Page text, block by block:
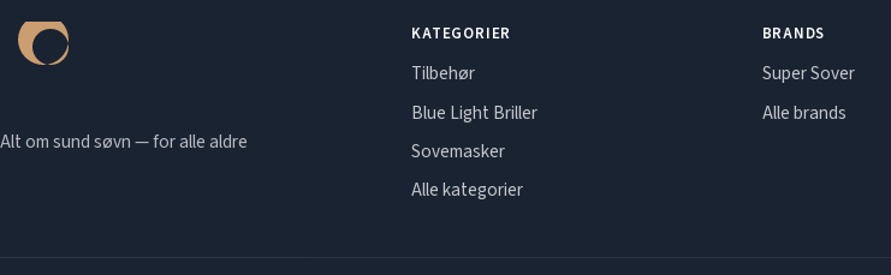
Alt om sund søvn — for alle aldre
KATEGORIER
Tilbehør
Blue Light Briller
Sovemasker
Alle kategorier
BRANDS
Super Sover
Alle brands